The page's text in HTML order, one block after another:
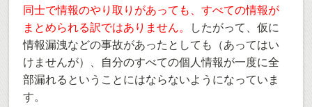
同士で情報のやり取りがあっても、すべての情報が
まとめられる訳ではありません。
したがって、仮に
情報漏洩などの事故があったとしても（あってはい
けませんが）、自分のすべての個人情報が一度に全
部漏れるということにはならないようになっていま
す。